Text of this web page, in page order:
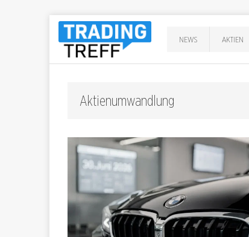
NEWS AKTIEN
Aktienumwandlung